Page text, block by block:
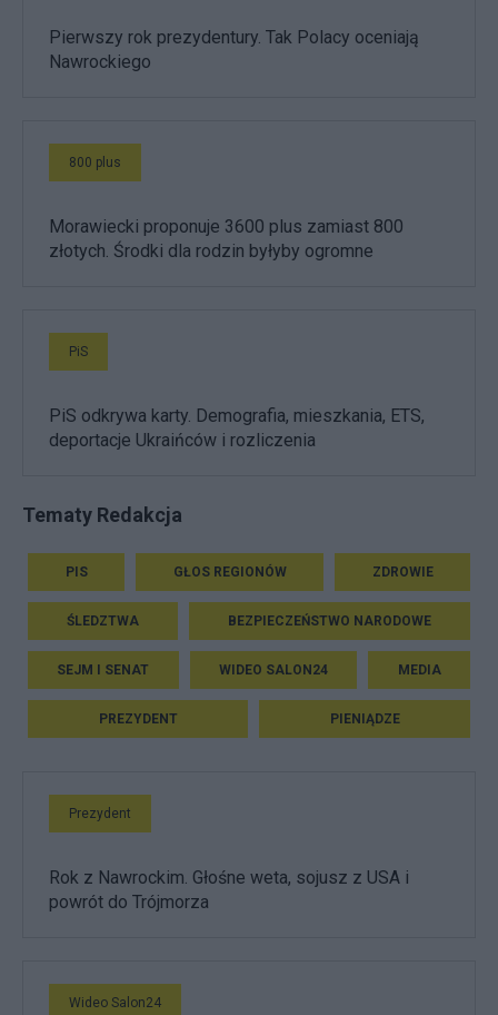
Pierwszy rok prezydentury. Tak Polacy oceniają
Nawrockiego
800 plus
Morawiecki proponuje 3600 plus zamiast 800
złotych. Środki dla rodzin byłyby ogromne
PiS
PiS odkrywa karty. Demografia, mieszkania, ETS,
deportacje Ukraińców i rozliczenia
Tematy Redakcja
PIS GŁOS REGIONÓW ZDROWIE
ŚLEDZTWA BEZPIECZEŃSTWO NARODOWE
SEJM I SENAT WIDEO SALON24 MEDIA
PREZYDENT PIENIĄDZE
Prezydent
Rok z Nawrockim. Głośne weta, sojusz z USA i
powrót do Trójmorza
Wideo Salon24